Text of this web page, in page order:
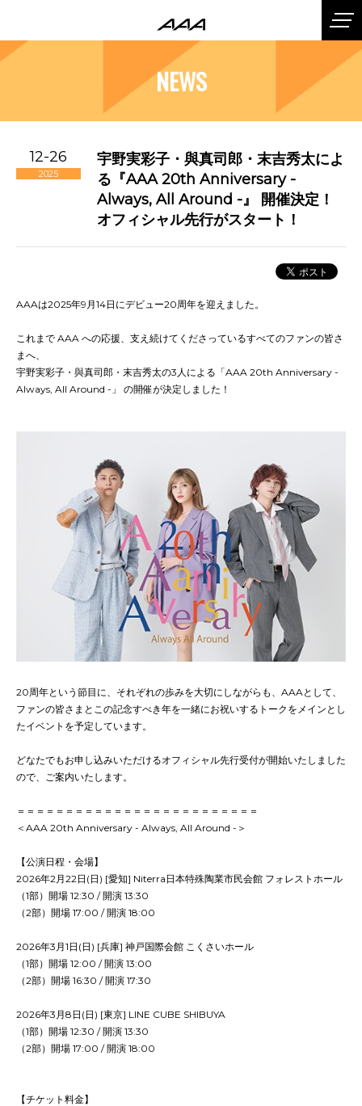
NEWS
12-26
2025
宇野実彩子・與真司郎・末吉秀太によ
る『AAA 20th Anniversary -
Always, All Around -』 開催決定！
オフィシャル先行がスタート！
AAAは2025年9月14日にデビュー20周年を迎えました。
これまで AAA への応援、支え続けてくださっているすべてのファンの皆さ
まへ、
宇野実彩子・與真司郎・末吉秀太の3人による「AAA 20th Anniversary -
Always, All Around -」 の開催が決定しました！
20周年という節目に、それぞれの歩みを大切にしながらも、AAAとして、
ファンの皆さまとこの記念すべき年を一緒にお祝いするトークをメインとし
たイベントを予定しています。
どなたでもお申し込みいただけるオフィシャル先行受付が開始いたしました
ので、ご案内いたします。
＝＝＝＝＝＝＝＝＝＝＝＝＝＝＝＝＝＝＝＝＝＝＝＝＝
＜AAA 20th Anniversary - Always, All Around -＞
【公演日程・会場】
2026年2月22日(日) [愛知] Niterra日本特殊陶業市民会館 フォレストホール
（1部）開場 12:30 / 開演 13:30
（2部）開場 17:00 / 開演 18:00
2026年3月1日(日) [兵庫] 神戸国際会館 こくさいホール
（1部）開場 12:00 / 開演 13:00
（2部）開場 16:30 / 開演 17:30
2026年3月8日(日) [東京] LINE CUBE SHIBUYA
（1部）開場 12:30 / 開演 13:30
（2部）開場 17:00 / 開演 18:00
【チケット料金】